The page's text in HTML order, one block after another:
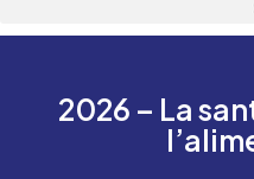
2026 – La